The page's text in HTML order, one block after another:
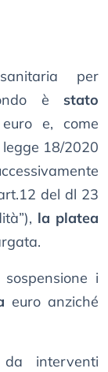
per
è stato
e, come
legge 18/2020
del dl 23
la platea
i
euro anziché
interventi